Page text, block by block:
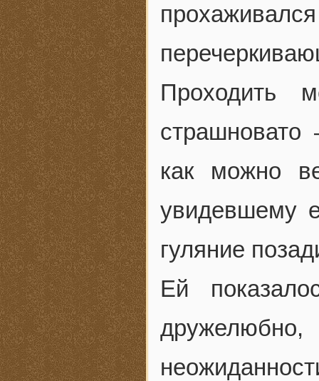
Проходить
как можно
увидевшему
гуляние
Ей